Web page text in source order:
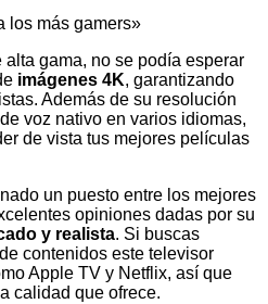
los más gamers»
gama, no se podía esperar
imágenes 4K, garantizando
Además de su resolución
voz nativo en varios idiomas,
de vista tus mejores películas
un puesto entre los mejores
opiniones dadas por su
y realista. Si buscas
contenidos este televisor
Apple TV y Netflix, así que
calidad que ofrece.